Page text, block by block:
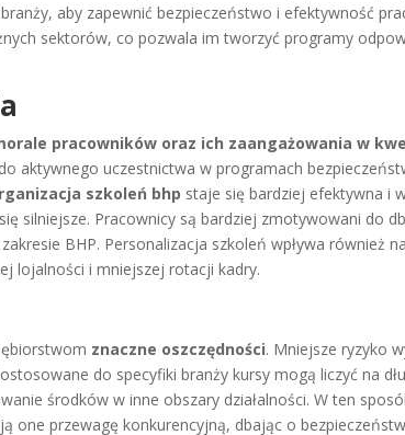
aby zapewnić bezpieczeństwo i efektywność
sektorów, co pozwala im tworzyć programy
pracowników oraz ich zaangażowania w
aktywnego uczestnictwa w programach
szkoleń bhp staje się bardziej efektywna i
silniejsze. Pracownicy są bardziej zmotywowani do
BHP. Personalizacja szkoleń wpływa również
lojalności i mniejszej rotacji kadry.
znaczne oszczędności. Mniejsze ryzyko
do specyfiki branży kursy mogą liczyć na
środków w inne obszary działalności. W ten
one przewagę konkurencyjną, dbając o